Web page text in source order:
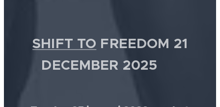
SHIFT TO FREEDOM 21
DECEMBER 2025 💫